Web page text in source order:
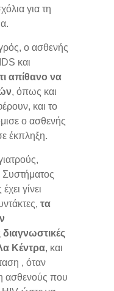
για τη
ο ασθενής
και
απίθανο να
, όπως και
και το
ο ασθενής
έκπληξη.
Συστήματος
γίνει
τα
Κέντρα, και
, όταν
ασθενούς που